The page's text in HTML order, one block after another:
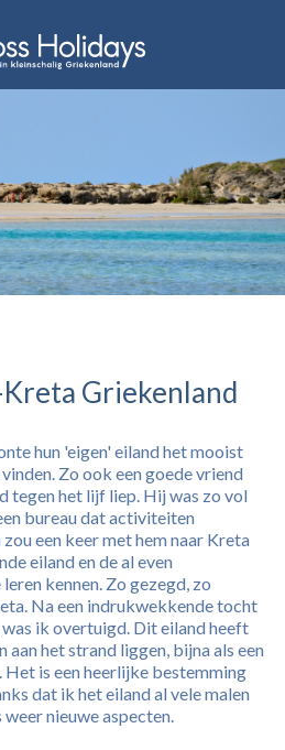
Griekenland
hun 'eigen' eiland het mooist
Zo ook een goede vriend
tegen het lijf liep. Hij was zo vol
bureau dat activiteiten
een keer met hem naar Kreta
eiland en de al even
kennen. Zo gezegd, zo
Na een indrukwekkende tocht
ik overtuigd. Dit eiland heeft
aan het strand liggen, bijna als een
Het is een heerlijke bestemming
dat ik het eiland al vele malen
nieuwe aspecten.